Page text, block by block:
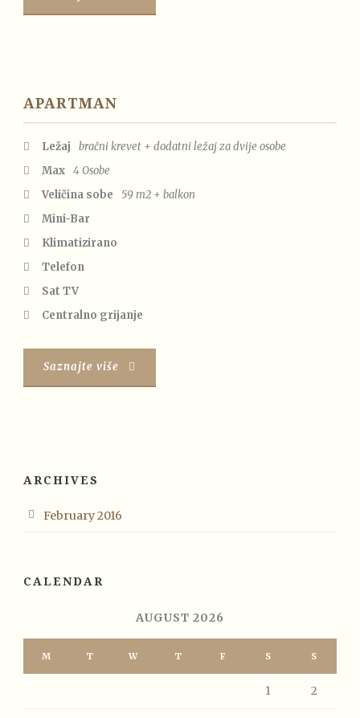
APARTMAN
Ležaj
bračni krevet + dodatni ležaj za dvije osobe
Max 4 Osobe
Veličina sobe
59 m2 + balkon
Mini-Bar
Klimatizirano
Telefon
Sat TV
Centralno grijanje
Saznajte više
ARCHIVES
February 2016
CALENDAR
AUGUST 2026
M T W T F S S
1 2